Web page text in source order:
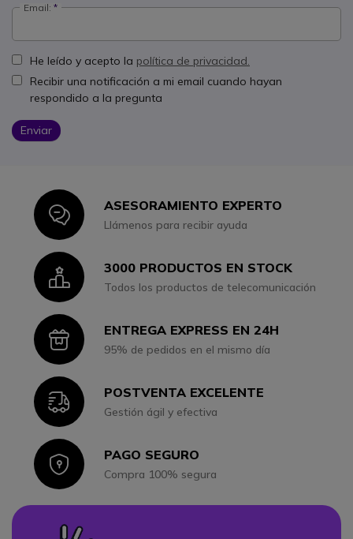
Email:
He leído y acepto la política de privacidad.
Recibir una notificación a mi email cuando hayan
respondido a la pregunta
Enviar
IconASESORAMIENTO EXPERTO
Llámenos para recibir ayuda
Icon3000 PRODUCTOS EN STOCK
Todos los productos de telecomunicación
IconENTREGA EXPRESS EN 24H
95% de pedidos en el mismo día
IconPOSTVENTA EXCELENTE
Gestión ágil y efectiva
IconPAGO SEGURO
Compra 100% segura